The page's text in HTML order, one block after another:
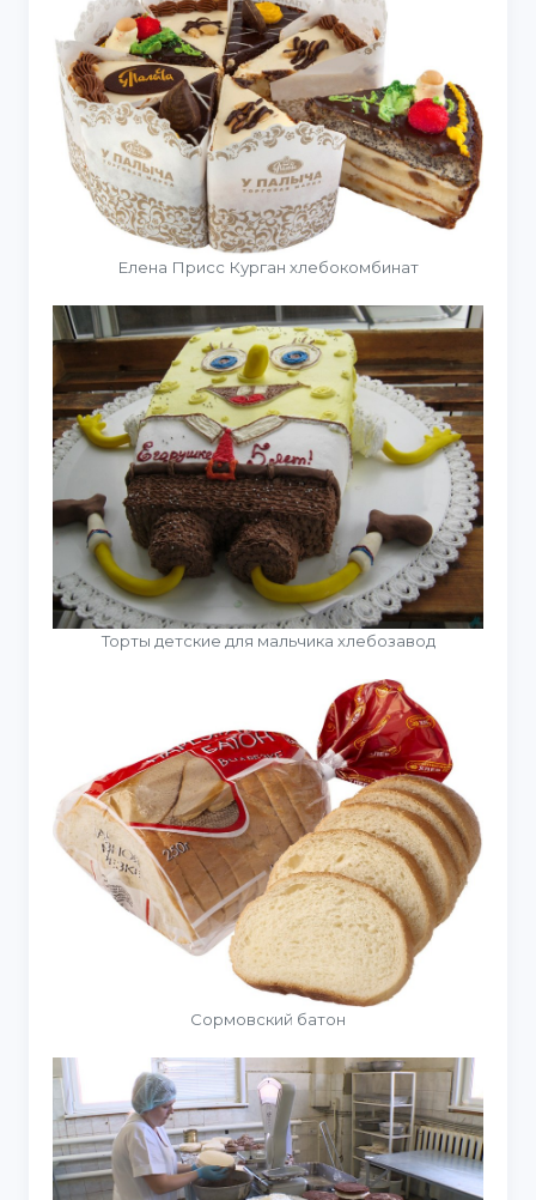
Елена Присс Курган хлебокомбинат
Торты детские для мальчика хлебозавод
Сормовский батон